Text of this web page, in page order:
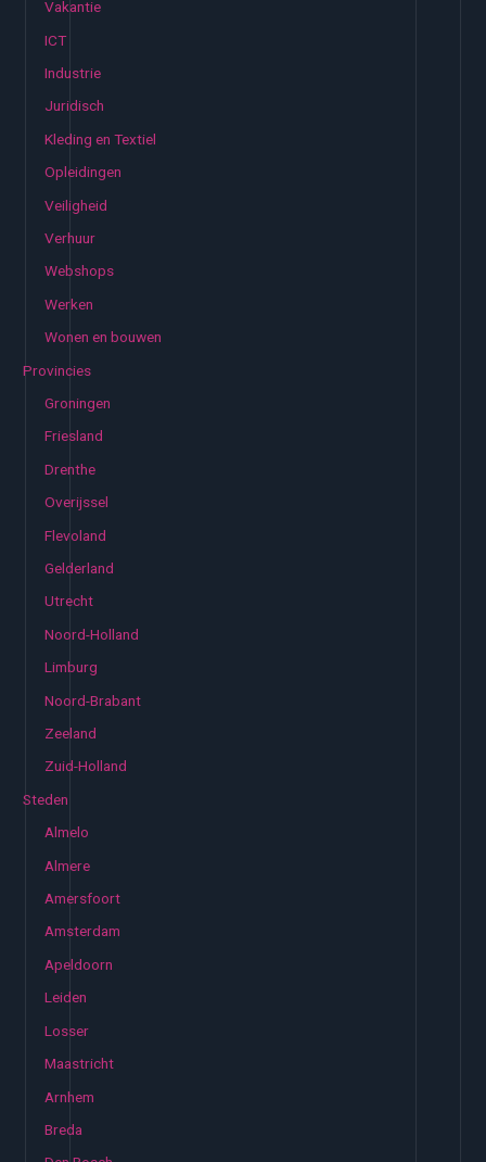
Vakantie
ICT
Industrie
Juridisch
Kleding en Textiel
Opleidingen
Veiligheid
Verhuur
Webshops
Werken
Wonen en bouwen
Provincies
Groningen
Friesland
Drenthe
Overijssel
Flevoland
Gelderland
Utrecht
Noord-Holland
Limburg
Noord-Brabant
Zeeland
Zuid-Holland
Steden
Almelo
Almere
Amersfoort
Amsterdam
Apeldoorn
Leiden
Losser
Maastricht
Arnhem
Breda